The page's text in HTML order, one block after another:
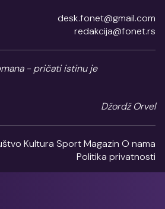
desk.fonet@gmail.com
redakcija@fonet.rs
- pričati istinu je
Džordž Orvel
Kultura SportMagazin O nama
Politika privatnosti